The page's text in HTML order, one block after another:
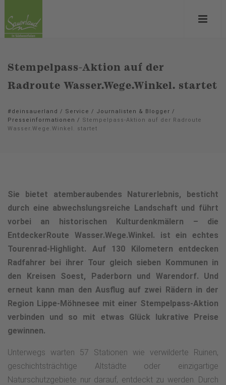
Stempelpass-Aktion auf der
Radroute Wasser.Wege.Winkel. startet
#deinsauerland / Service / Journalisten & Blogger /
Presseinformationen / Stempelpass-Aktion auf der Radroute
Wasser.Wege.Winkel. startet
Sie bietet atemberaubendes Naturerlebnis, besticht
durch eine abwechslungsreiche Landschaft und führt
vorbei an historischen Kulturdenkmälern – die
EntdeckerRoute Wasser.Wege.Winkel. ist ein echtes
Tourenrad-Highlight. Auf 130 Kilometern entdecken
Radfahrer bei ihrer Tour gleich sieben Kommunen in
den Kreisen Soest, Paderborn und Warendorf. Und
erneut kann man den Ausflug auf zwei Rädern in der
Region Lippe-Möhnesee mit einer Stempelpass-Aktion
verbinden und so mit etwas Glück lukrative Preise
gewinnen.
Unterwegs warten 57 Stationen wie verwilderte Ruinen,
geschichtsträchtige Altstädte oder einzigartige
Naturschutzgebiete nur darauf, entdeckt zu werden. Durch